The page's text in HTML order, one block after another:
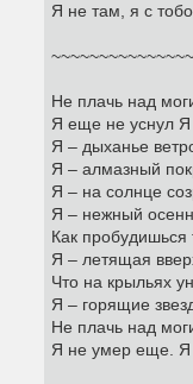
Я не там, я с
Не плачь над
Я еще не уснул Я
Я – дыханье
Я – алмазный
Я – на солнце
Я – нежный
Как пробудишься
Я – летящая
Что на крыльях
Я – горящие
Не плачь над
Я не умер еще. Я